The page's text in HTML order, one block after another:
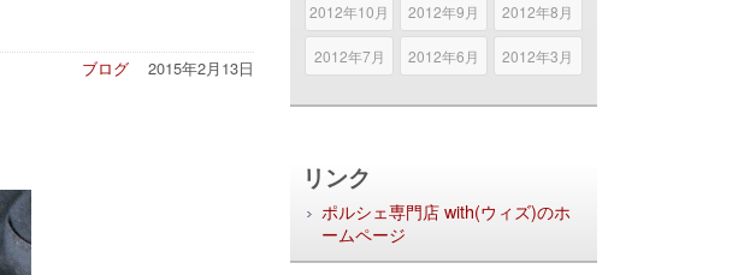
2015年2月13日
ブログ
2012年10月 2012年9月 2012年8月
2012年7月 2012年6月 2012年3月
リンク
ポルシェ専門店 with(ウィズ)のホ
ームページ